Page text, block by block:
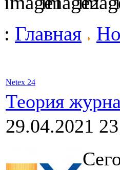
: Главная
Netex 24
Теория
29.04.2021